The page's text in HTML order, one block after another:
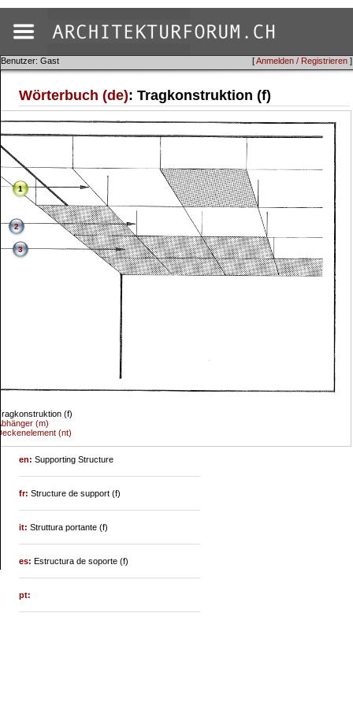
[Anmelden / Registrieren ]
Benutzer: Gast
Wörterbuch (de): Tragkonstruktion (f)
1
(f)
(m)
2
(nt)
3
en:Supporting Structure
fr:Structure de support (f)
it:Struttura portante (f)
es: Estructura de soporte (f)
pt: